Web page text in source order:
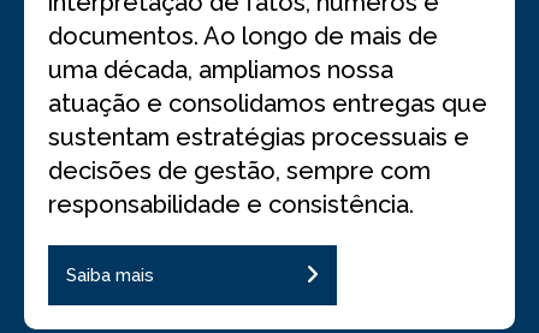
documentos. Ao longo de mais de
uma década, ampliamos nossa
atuação e consolidamos entregas que
sustentam estratégias processuais e
decisões de gestão, sempre com
responsabilidade e consistência.
Saiba mais